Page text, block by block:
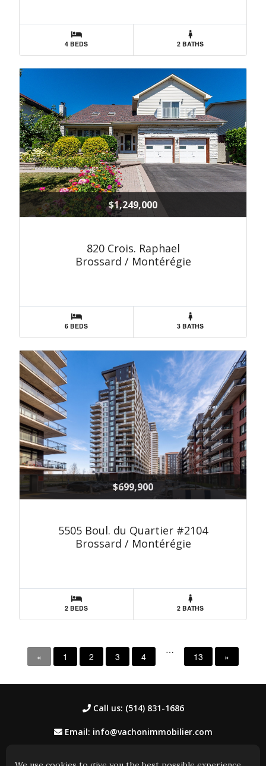
4 BEDS 2 BATHS
$1,249,000
820 Crois. Raphael
Brossard / Montérégie
6 BEDS 3 BATHS
$699,900
5505 Boul. du Quartier #2104
Brossard / Montérégie
2 BEDS 2 BATHS
« 1 2 3 4
…
13 »
Call us: (514) 831-1686
Email: info@vachonimmobilier.com